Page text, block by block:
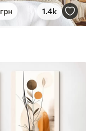
грн 1.4k